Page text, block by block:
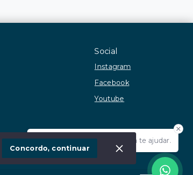
Social
Instagram
Facebook
Youtube
Olá! Estamos disponíveis para te ajudar.
Concordo, continuar